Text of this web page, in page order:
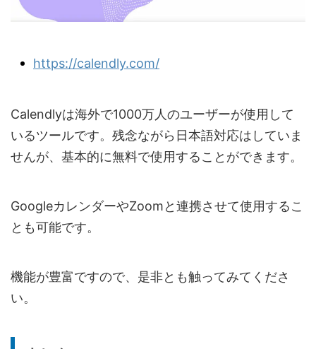
https://calendly.com/
Calendlyは海外で1000万人のユーザーが使用して
いるツールです。残念ながら日本語対応はしていま
せんが、基本的に無料で使用することができます。
GoogleカレンダーやZoomと連携させて使用するこ
とも可能です。
機能が豊富ですので、是非とも触ってみてくださ
い。